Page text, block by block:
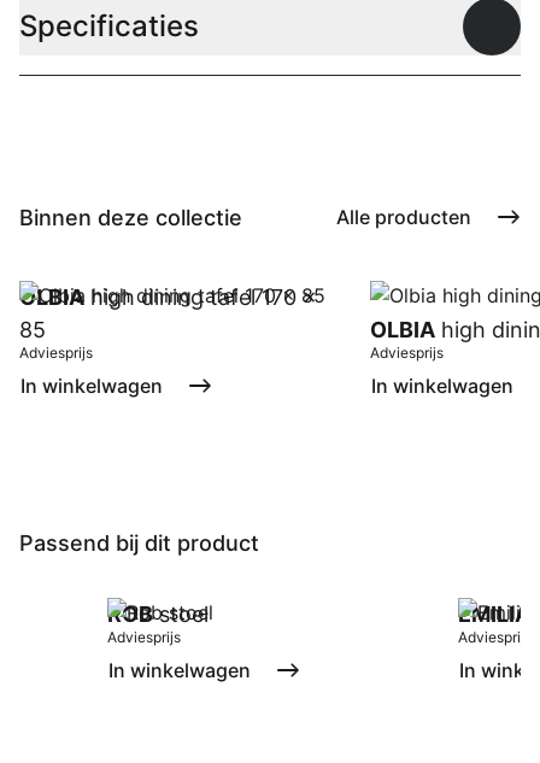
Specificaties
Binnen deze collectie Alle producten
OLBIA high dining tafel 170 x
85
Adviesprijs
In winkelwagen
OLBIAhigh
Adviesprijs
In winkelwagen
Passend bij dit product
ROBstoel
Adviesprijs
In winkelwagen
EMILIA
Adviesprijs
In